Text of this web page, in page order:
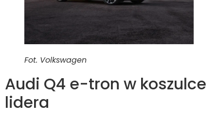
Fot. Volkswagen
Audi Q4 e-tron w koszulce
lidera